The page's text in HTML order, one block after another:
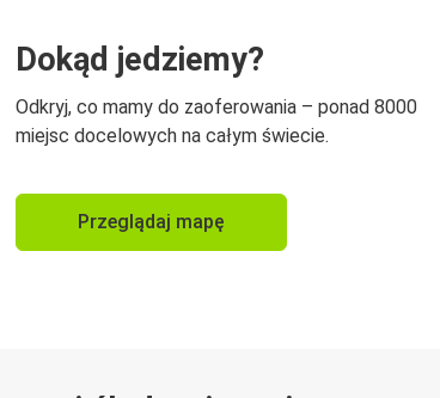
Dokąd jedziemy?
Odkryj, co mamy do zaoferowania – ponad 8000
miejsc docelowych na całym świecie.
Przeglądaj mapę